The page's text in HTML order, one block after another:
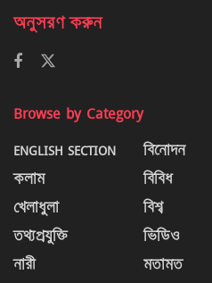
অনুসরণ করুন
Browse by Category
ENGLISH SECTION
কলাম
খেলাধুলা
তথ্যপ্রযুক্তি
নারী
বিনোদন
বিবিধ
বিশ্ব
ভিডিও
মতামত